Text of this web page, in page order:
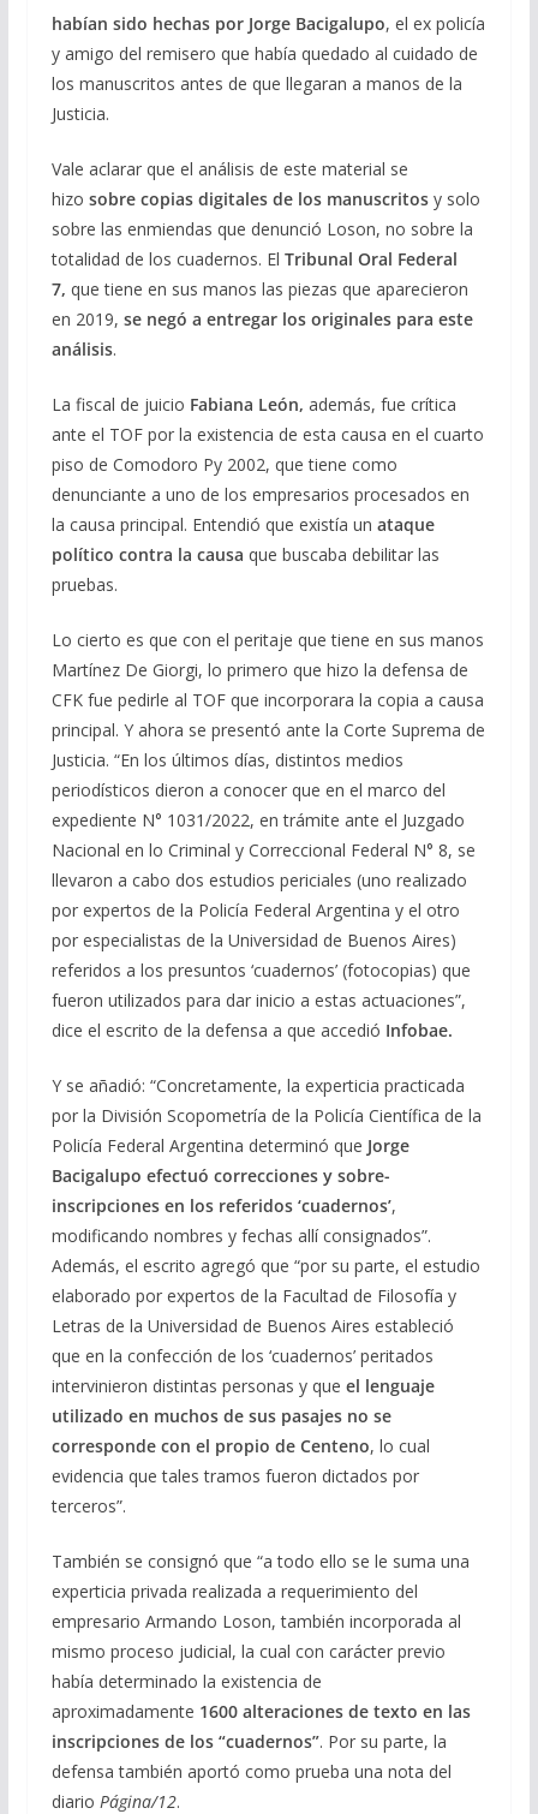
habían sido hechas por Jorge Bacigalupo, el ex policía
y amigo del remisero que había quedado al cuidado de
los manuscritos antes de que llegaran a manos de la
Justicia.
Vale aclarar que el análisis de este material se
hizo sobre copias digitales de los manuscritosy solo
sobre las enmiendas que denunció Loson, no sobre la
totalidad de los cuadernos. El Tribunal Oral Federal
7, que tiene en sus manos las piezas que aparecieron
en 2019, se negó a entregar los originales para este
análisis.
La fiscal de juicio Fabiana León, además, fue crítica
ante el TOF por la existencia de esta causa en el cuarto
piso de Comodoro Py 2002, que tiene como
denunciante a uno de los empresarios procesados en
la causa principal. Entendió que existía un ataque
político contra la causa que buscaba debilitar las
pruebas.
Lo cierto es que con el peritaje que tiene en sus manos
Martínez De Giorgi, lo primero que hizo la defensa de
CFK fue pedirle al TOF que incorporara la copia a causa
principal. Y ahora se presentó ante la Corte Suprema de
Justicia. “En los últimos días, distintos medios
periodísticos dieron a conocer que en el marco del
expediente N° 1031/2022, en trámite ante el Juzgado
Nacional en lo Criminal y Correccional Federal N° 8, se
llevaron a cabo dos estudios periciales (uno realizado
por expertos de la Policía Federal Argentina y el otro
por especialistas de la Universidad de Buenos Aires)
referidos a los presuntos ‘cuadernos’ (fotocopias) que
fueron utilizados para dar inicio a estas actuaciones”,
dice el escrito de la defensa a que accedió Infobae.
Y se añadió: “Concretamente, la experticia practicada
por la División Scopometría de la Policía Científica de la
Policía Federal Argentina determinó que Jorge
Bacigalupo efectuó correcciones y sobre-
inscripciones en los referidos ‘cuadernos’,
modificando nombres y fechas allí consignados”.
Además, el escrito agregó que “por su parte, el estudio
elaborado por expertos de la Facultad de Filosofía y
Letras de la Universidad de Buenos Aires estableció
que en la confección de los ‘cuadernos’ peritados
intervinieron distintas personas y que el lenguaje
utilizado en muchos de sus pasajes no se
corresponde con el propio de Centeno, lo cual
evidencia que tales tramos fueron dictados por
terceros”.
También se consignó que “a todo ello se le suma una
experticia privada realizada a requerimiento del
empresario Armando Loson, también incorporada al
mismo proceso judicial, la cual con carácter previo
había determinado la existencia de
aproximadamente 1600 alteraciones de texto en las
inscripciones de los “cuadernos”. Por su parte, la
defensa también aportó como prueba una nota del
diario Página/12.